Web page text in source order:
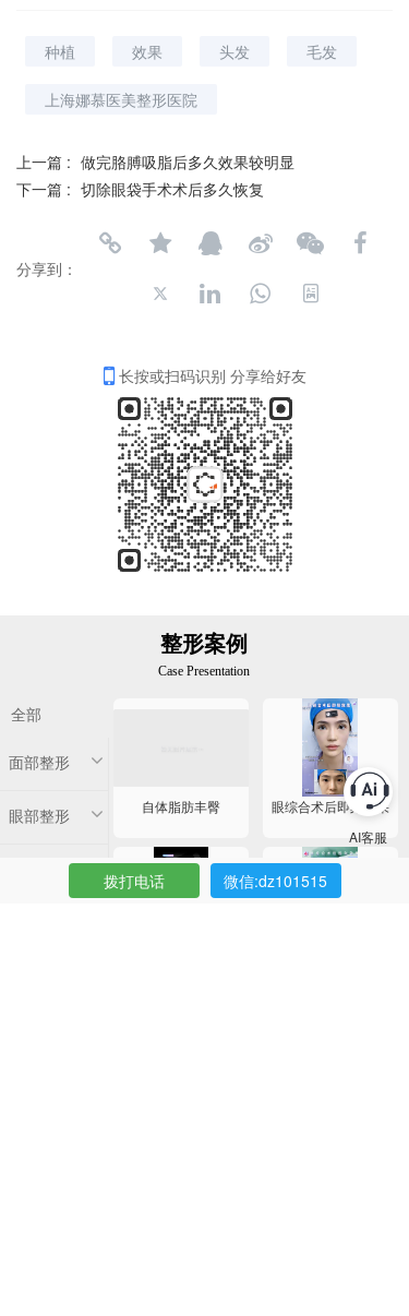
种植 效果 头发 毛发
上海娜慕医美整形医院
上一篇 : 做完胳膊吸脂后多久效果较明显
下一篇 : 切除眼袋手术术后多久恢复
分享到：
长按或扫码识别 分享给好友
整形案例
Case Presentation
全部
面部整形
眼部整形
鼻部整形
自体脂肪丰臀 眼综合术后即刻效果
拨打电话 微信:dz101515